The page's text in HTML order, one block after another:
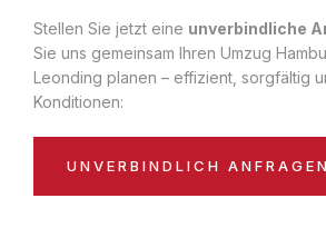
Stellen Sie jetzt eine unverbindliche
Sie uns gemeinsam Ihren Umzug
Leonding planen – effizient, sorgfältig
Konditionen:
UNVERBINDLICH ANFRAGEN